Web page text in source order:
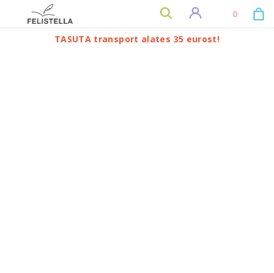
0
TASUTA transport alates 35 eurost!